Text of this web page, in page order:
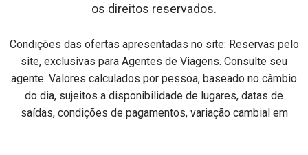
os direitos reservados.
Condições das ofertas apresentadas no site: Reservas pelo
site, exclusivas para Agentes de Viagens. Consulte seu
agente. Valores calculados por pessoa, baseado no câmbio
do dia, sujeitos a disponibilidade de lugares, datas de
saídas, condições de pagamentos, variação cambial em